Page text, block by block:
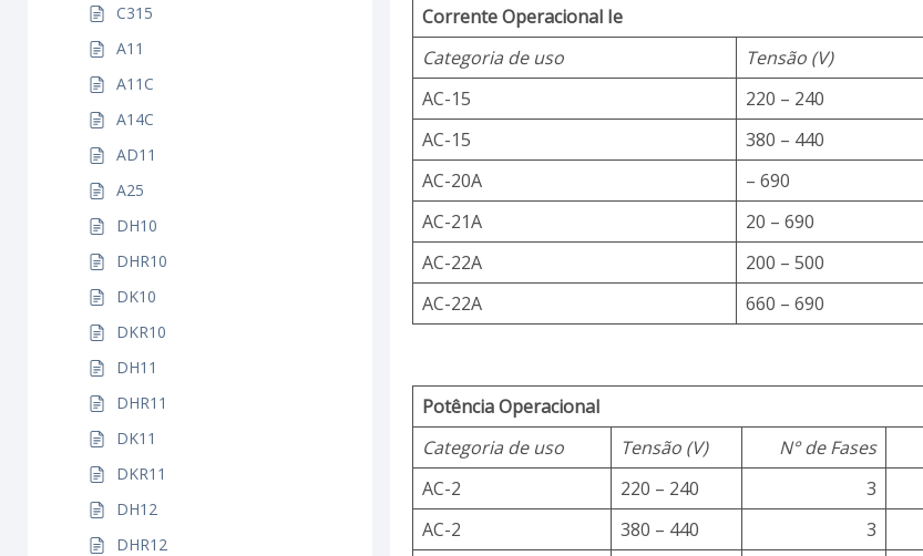
C315
A11
A11C
A14C
AD11
A25
DH10
DHR10
DK10
DKR10
DH11
DHR11
DK11
DKR11
DH12
DHR12
Corrente Operacional Ie
Categoria de uso
Tensão (V)
AC-15
220 – 240
AC-15
380 – 440
AC-20A
– 690
AC-21A
20 – 690
AC-22A
200 – 500
AC-22A
660 – 690
Potência Operacional
Categoria de uso
Tensão (V) N° de Fases
AC-2
220 – 240 3
AC-2
380 – 440 3